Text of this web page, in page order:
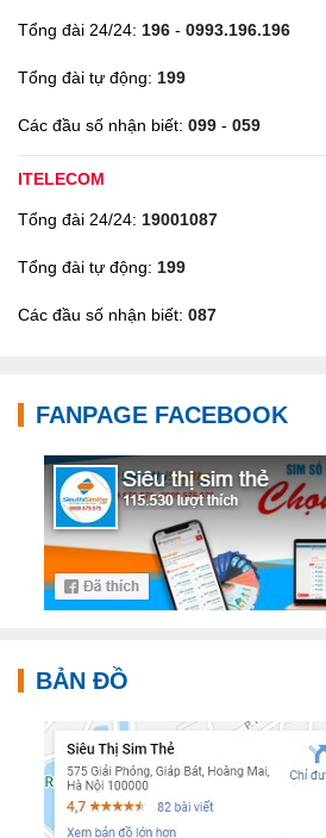
Tổng đài 24/24: 196 - 0993.196.196
Tổng đài tự động: 199
Các đầu số nhận biết: 099 - 059
ITELECOM
Tổng đài 24/24: 19001087
Tổng đài tự động: 199
Các đầu số nhận biết: 087
FANPAGE FACEBOOK
BẢN ĐỒ